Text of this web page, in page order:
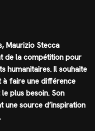
Maurizio Stecca
de la compétition pour
humanitaires. Il souhaite
à faire une différence
plus besoin. Son
une source d’inspiration